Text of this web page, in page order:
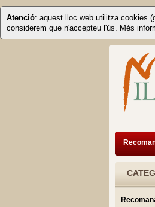
Atenció: aquest lloc web utilitza cookies
considerem que n'accepteu l'ús. Més